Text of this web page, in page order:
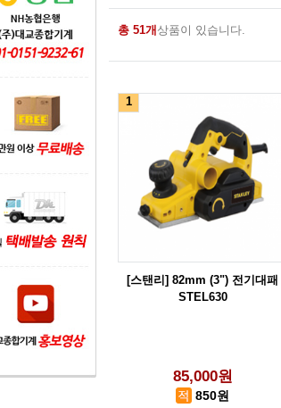
총 51개 상품이 있습니다.
1
[스탠리] 82mm (3") 전기대패
STEL630
85,000원
850원